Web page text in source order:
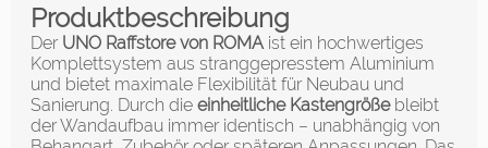
Produktbeschreibung
Der UNO Raffstore von ROMA ist ein hochwertiges
Komplettsystem aus stranggepresstem Aluminium
und bietet maximale Flexibilität für Neubau und
Sanierung. Durch die einheitliche Kastengrößebleibt
der Wandaufbau immer identisch – unabhängig von